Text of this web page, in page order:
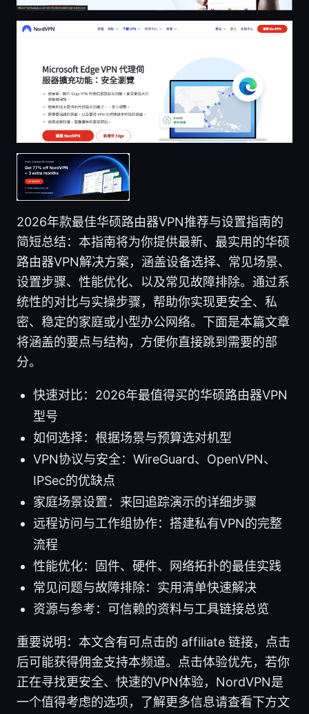
2026年款最佳华硕路由器VPN推荐与设置指南的
简短总结：本指南将为你提供最新、最实用的华硕
路由器VPN解决方案，涵盖设备选择、常见场景、
设置步骤、性能优化、以及常见故障排除。通过系
统性的对比与实操步骤，帮助你实现更安全、私
密、稳定的家庭或小型办公网络。下面是本篇文章
将涵盖的要点与结构，方便你直接跳到需要的部
分。
快速对比：2026年最值得买的华硕路由器VPN
型号
如何选择：根据场景与预算选对机型
VPN协议与安全：WireGuard、OpenVPN、
IPSec的优缺点
家庭场景设置：来回追踪演示的详细步骤
远程访问与工作组协作：搭建私有VPN的完整
流程
性能优化：固件、硬件、网络拓扑的最佳实践
常见问题与故障排除：实用清单快速解决
资源与参考：可信赖的资料与工具链接总览
重要说明：本文含有可点击的 affiliate 链接，点击
后可能获得佣金支持本频道。点击体验优先，若你
正在寻找更安全、快速的VPN体验，NordVPN是
一个值得考虑的选项，了解更多信息请查看下方文